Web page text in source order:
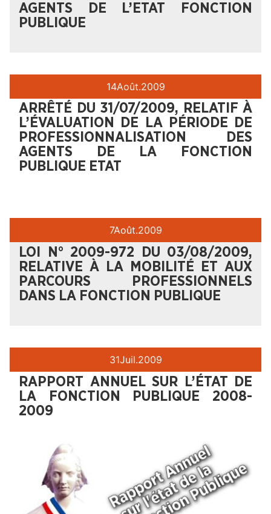
AGENTS DE L’ETAT FONCTION
PUBLIQUE
14Août.2009
ARRÊTÉ DU 31/07/2009, RELATIF À
L’ÉVALUATION DE LA PÉRIODE DE
PROFESSIONNALISATION DES
AGENTS DE LA FONCTION
PUBLIQUE ETAT
7Août.2009
LOI N° 2009-972 DU 03/08/2009,
RELATIVE À LA MOBILITÉ ET AUX
PARCOURS PROFESSIONNELS
DANS LA FONCTION PUBLIQUE
31Juil.2009
RAPPORT ANNUEL SUR L’ÉTAT DE
LA FONCTION PUBLIQUE 2008-
2009